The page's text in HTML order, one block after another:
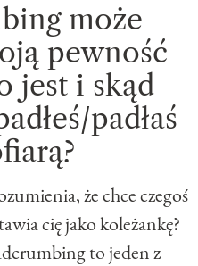
może
pewność
jest i skąd
padłaś
że chce czegoś
cię jako koleżankę?
to jeden z